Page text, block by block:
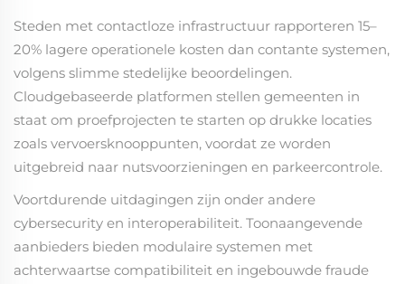
Steden met contactloze infrastructuur rapporteren 15–
20% lagere operationele kosten dan contante systemen,
volgens slimme stedelijke beoordelingen.
Cloudgebaseerde platformen stellen gemeenten in
staat om proefprojecten te starten op drukke locaties
zoals vervoersknooppunten, voordat ze worden
uitgebreid naar nutsvoorzieningen en parkeercontrole.
Voortdurende uitdagingen zijn onder andere
cybersecurity en interoperabiliteit. Toonaangevende
aanbieders bieden modulaire systemen met
achterwaartse compatibiliteit en ingebouwde fraude